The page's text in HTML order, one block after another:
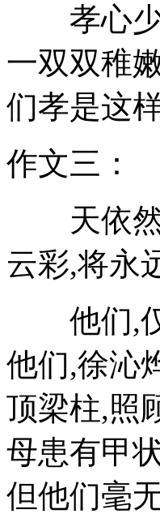
孝心少
一双双稚
们孝是这
作文三：
天依然
云彩,将永
他们,仅
他们,徐沁
顶梁柱,照
母患有甲
但他们毫